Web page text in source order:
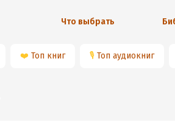
Что выбрать
❤️ Топ книг 🎙 Топ аудиокниг